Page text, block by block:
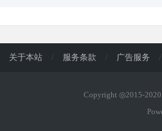
关于本站 / 服务条款 / 广告服务 /
Copyright ◎2015-